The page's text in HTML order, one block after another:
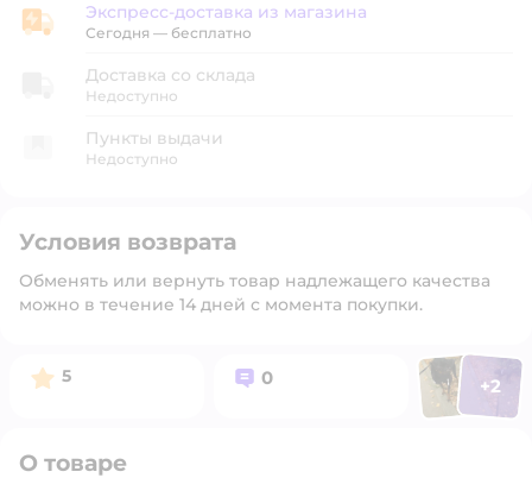
Экспресс-доставка из магазина
Экспресс-доставка из магазина
Сегодня — бесплатно
Доставка со склада
Недоступно
Пункты выдачи
Недоступно
Условия возврата
Обменять или вернуть товар надлежащего качества
можно в течение 14 дней с момента покупки.
Рейтинг:
5 Вопросов:
0 ФотоФото
+2
О товаре